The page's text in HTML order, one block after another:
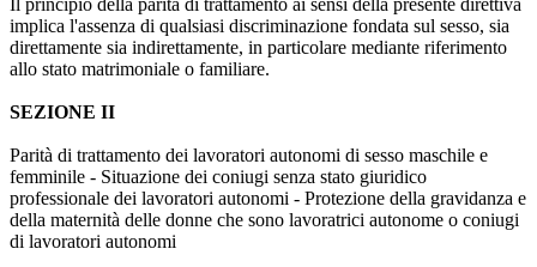
Il principio della parità di trattamento ai sensi della presente direttiva
implica l'assenza di qualsiasi discriminazione fondata sul sesso, sia
direttamente sia indirettamente, in particolare mediante riferimento
allo stato matrimoniale o familiare.
SEZIONE II
Parità di trattamento dei lavoratori autonomi di sesso maschile e
femminile - Situazione dei coniugi senza stato giuridico
professionale dei lavoratori autonomi - Protezione della gravidanza e
della maternità delle donne che sono lavoratrici autonome o coniugi
di lavoratori autonomi